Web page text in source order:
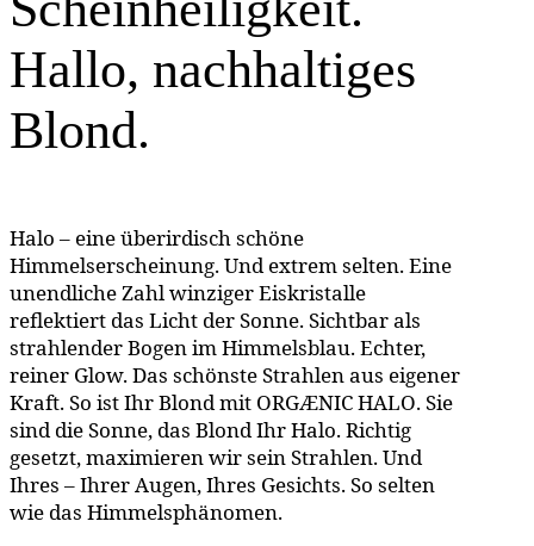
Hallo, nachhaltiges
Blond.
Halo – eine überirdisch schöne
Himmelserscheinung. Und extrem selten. Eine
unendliche Zahl winziger Eiskristalle
reflektiert das Licht der Sonne. Sichtbar als
strahlender Bogen im Himmelsblau. Echter,
reiner Glow. Das schönste Strahlen aus eigener
Kraft. So ist Ihr Blond mit ORGÆNIC HALO. Sie
sind die Sonne, das Blond Ihr Halo. Richtig
gesetzt, maximieren wir sein Strahlen. Und
Ihres – Ihrer Augen, Ihres Gesichts. So selten
wie das Himmelsphänomen.